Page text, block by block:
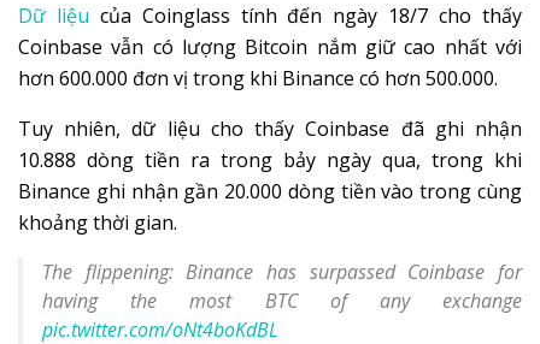
Dữ liệu của Coinglass tính đến ngày 18/7 cho thấy
Coinbase vẫn có lượng Bitcoin nắm giữ cao nhất với
hơn 600.000 đơn vị trong khi Binance có hơn 500.000.
Tuy nhiên, dữ liệu cho thấy Coinbase đã ghi nhận
10.888 dòng tiền ra trong bảy ngày qua, trong khi
Binance ghi nhận gần 20.000 dòng tiền vào trong cùng
khoảng thời gian.
The flippening: Binance has surpassed Coinbase for
having the most BTC of any exchange
pic.twitter.com/oNt4boKdBL